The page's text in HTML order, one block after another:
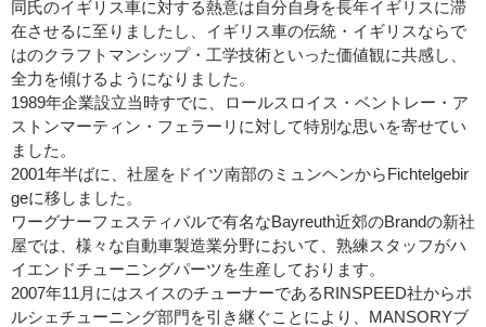
同氏のイギリス車に対する熱意は自分自身を長年イギリスに滞
在させるに至りましたし、イギリス車の伝統・イギリスならで
はのクラフトマンシップ・工学技術といった価値観に共感し、
全力を傾けるようになりました。
1989年企業設立当時すでに、ロールスロイス・ベントレー・ア
ストンマーティン・フェラーリに対して特別な思いを寄せてい
ました。
2001年半ばに、社屋をドイツ南部のミュンヘンからFichtelgebir
geに移しました。
ワーグナーフェスティバルで有名なBayreuth近郊のBrandの新社
屋では、様々な自動車製造業分野において、熟練スタッフがハ
イエンドチューニングパーツを生産しております。
2007年11月にはスイスのチューナーであるRINSPEED社からポ
ルシェチューニング部門を引き継ぐことにより、MANSORYブ